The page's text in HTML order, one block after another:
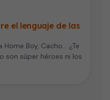
el lenguaje de las
Home Boy, Cacho… ¿Te
son súper héroes ni los